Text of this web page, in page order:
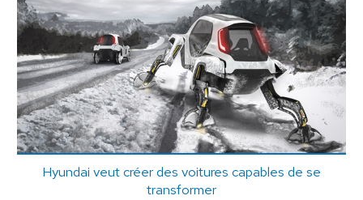
Hyundai veut créer des voitures capables de se
transformer